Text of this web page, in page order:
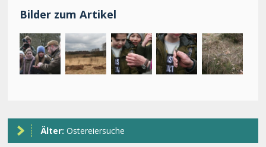
Bilder zum Artikel
Älter:Ostereiersuche